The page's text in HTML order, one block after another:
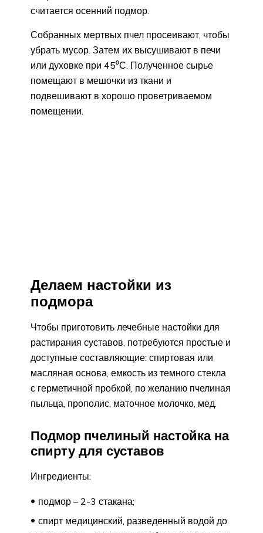
считается осенний подмор.
Собранных мертвых пчел просеивают, чтобы
убрать мусор. Затем их высушивают в печи
или духовке при 45⁰С. Полученное сырье
помещают в мешочки из ткани и
подвешивают в хорошо проветриваемом
помещении.
Делаем настойки из
подмора
Чтобы приготовить лечебные настойки для
растирания суставов, потребуются простые и
доступные составляющие: спиртовая или
масляная основа, емкость из темного стекла
с герметичной пробкой, по желанию пчелиная
пыльца, прополис, маточное молочко, мед.
Подмор пчелиный настойка на
спирту для суставов
Ингредиенты:
подмор – 2-3 стакана;
спирт медицинский, разведенный водой до